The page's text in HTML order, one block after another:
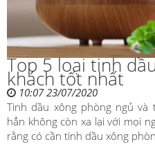
Top 5 loại tinh
khách tốt nhất
10:07 23/07/2020
Tinh dầu xông phòng ngủ
hẳn không còn xa lại với mọi
rằng có cần tinh dầu xông